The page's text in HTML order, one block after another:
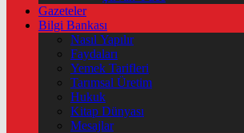
Gazeteler
Bilgi Bankası
Nasıl Yapılır
Faydaları
Yemek Tarifleri
Tarımsal Üretim
Hukuk
Kitap Dünyası
Mesajlar